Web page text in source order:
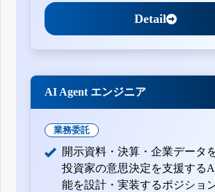
Detail
AI Agent エンジニア
業務委託
開示資料・決算・企業データ
投資家の意思決定を支援する
能を設計・実装するポジショ